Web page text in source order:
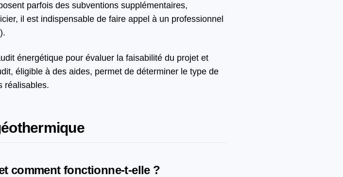
parfois des subventions supplémentaires,
il est indispensable de faire appel à un professionnel
énergétique pour évaluer la faisabilité du projet et
éligible à des aides, permet de déterminer le type de
réalisables.
comment fonctionne-t-elle ?